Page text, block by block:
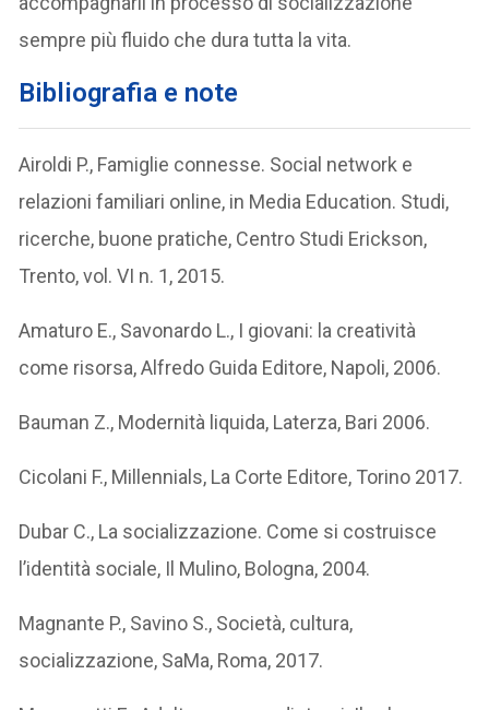
sempre più fluido che dura tutta la vita.
Bibliografia e note
Airoldi P., Famiglie connesse. Social network e
relazioni familiari online, in Media Education. Studi,
ricerche, buone pratiche, Centro Studi Erickson,
Trento, vol. VI n. 1, 2015.
Amaturo E., Savonardo L., I giovani: la creatività
come risorsa, Alfredo Guida Editore, Napoli, 2006.
Bauman Z., Modernità liquida, Laterza, Bari 2006.
Cicolani F., Millennials, La Corte Editore, Torino 2017.
Dubar C., La socializzazione. Come si costruisce
l’identità sociale, Il Mulino, Bologna, 2004.
Magnante P., Savino S., Società, cultura,
socializzazione, SaMa, Roma, 2017.